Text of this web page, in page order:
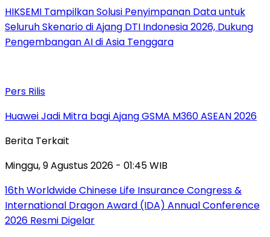
HIKSEMI Tampilkan Solusi Penyimpanan Data untuk
Seluruh Skenario di Ajang DTI Indonesia 2026, Dukung
Pengembangan AI di Asia Tenggara
Pers Rilis
Huawei Jadi Mitra bagi Ajang GSMA M360 ASEAN 2026
Berita Terkait
Minggu, 9 Agustus 2026 - 01:45 WIB
16th Worldwide Chinese Life Insurance Congress &
International Dragon Award (IDA) Annual Conference
2026 Resmi Digelar